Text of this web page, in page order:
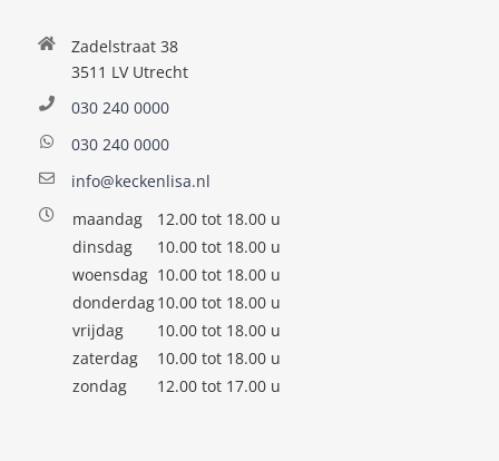
Zadelstraat 38
3511 LV Utrecht
030 240 0000
030 240 0000
info@keckenlisa.nl
maandag
12.00 tot 18.00 u
dinsdag
10.00 tot 18.00 u
woensdag 10.00 tot 18.00 u
donderdag10.00 tot 18.00 u
vrijdag
10.00 tot 18.00 u
zaterdag
10.00 tot 18.00 u
zondag
12.00 tot 17.00 u